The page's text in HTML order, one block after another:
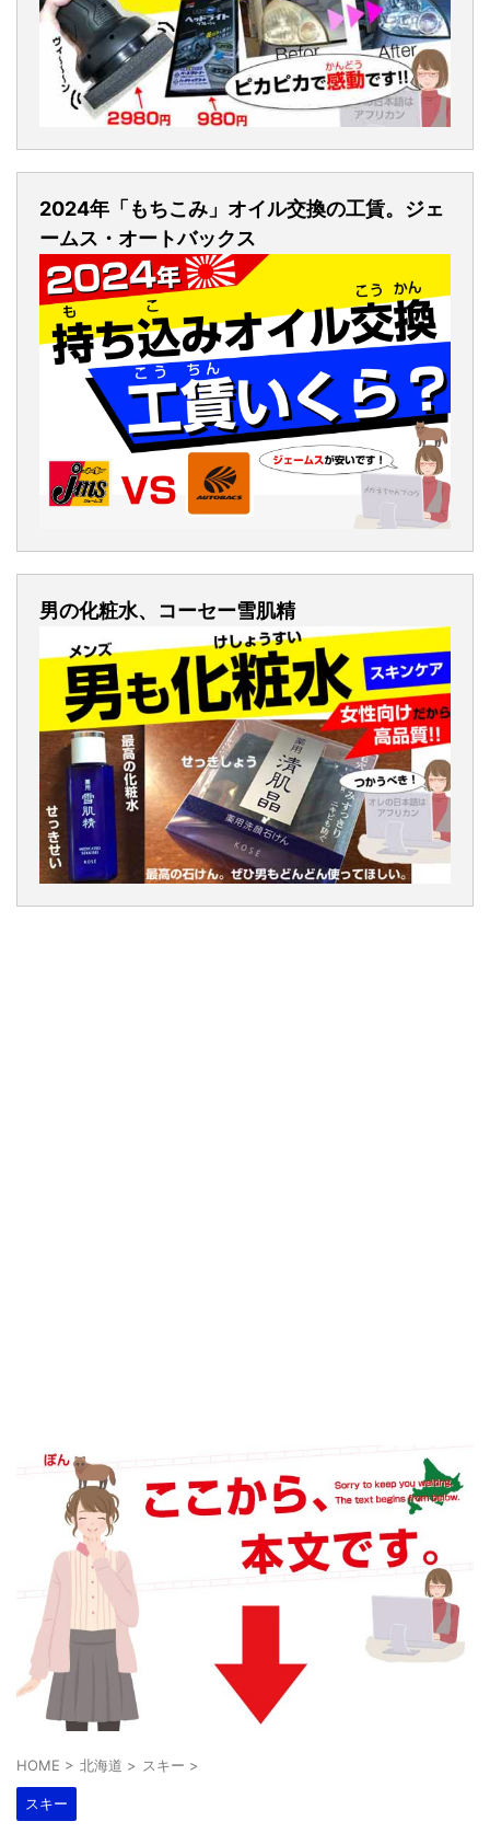
2024年「もちこみ」オイル交換の工賃。ジェ
ームス・オートバックス
男の化粧水、コーセー雪肌精
HOME > 北海道 > スキー >
スキー